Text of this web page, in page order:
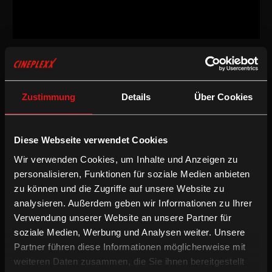
Zustimmung Details Über Cookies
Diese Webseite verwendet Cookies
Wir verwenden Cookies, um Inhalte und Anzeigen zu
personalisieren, Funktionen für soziale Medien anbieten
zu können und die Zugriffe auf unsere Website zu
analysieren. Außerdem geben wir Informationen zu Ihrer
Verwendung unserer Website an unsere Partner für
soziale Medien, Werbung und Analysen weiter. Unsere
Partner führen diese Informationen möglicherweise mit
weiteren Daten zusammen, die Sie ihnen bereitgestellt
Dokumentarfilm
DE / LUX
Regie:Angela Christlieb
Patricia Fürst, Philipp Reimer
Kamera:Jerzy Palacz
Besetzung:Marc Rollinger, Jordan Fox, Christian Alfred Kahrer,
Nilton Martins, André Mergenthaler, Ingmar Skrinjar
Dokumentarfilm
Naked Opera erzählt die Geschichte von Marc, einem Mann mit
vielen Facetten und Talenten, brillant und wohlhabend, eine Art
Luxemburger Don Giovanni. Doch, mit 36, ist Marcs Leben
überschattet von den Wunden seiner Kindheit und geprägt von
einer zerstörerischen Krankheit. Jedes Wochenende entflieht er